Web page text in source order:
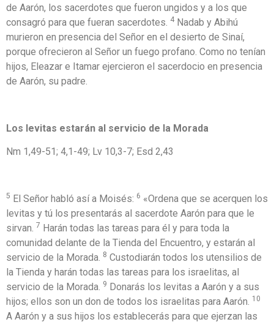
de Aarón, los sacerdotes que fueron ungidos y a los que
consagró para que fueran sacerdotes. 4 Nadab y Abihú
murieron en presencia del Señor en el desierto de Sinaí,
porque ofrecieron al Señor un fuego profano. Como no tenían
hijos, Eleazar e Itamar ejercieron el sacerdocio en presencia
de Aarón, su padre.
Los levitas estarán al servicio de la Morada
Nm 1,49-51; 4,1-49; Lv 10,3-7; Esd 2,43
5 El Señor habló así a Moisés: 6 «Ordena que se acerquen los
levitas y tú los presentarás al sacerdote Aarón para que le
sirvan. 7 Harán todas las tareas para él y para toda la
comunidad delante de la Tienda del Encuentro, y estarán al
servicio de la Morada. 8 Custodiarán todos los utensilios de
la Tienda y harán todas las tareas para los israelitas, al
servicio de la Morada. 9 Donarás los levitas a Aarón y a sus
hijos; ellos son un don de todos los israelitas para Aarón. 10
A Aarón y a sus hijos los establecerás para que ejerzan las